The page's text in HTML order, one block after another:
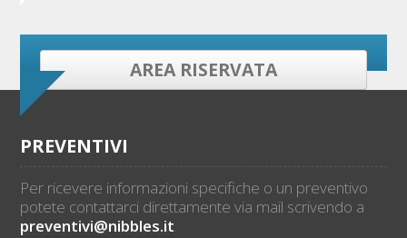
AREA RISERVATA
PREVENTIVI
Per ricevere informazioni specifiche o un preventivo
potete contattarci direttamente via mail scrivendo a
preventivi@nibbles.it.